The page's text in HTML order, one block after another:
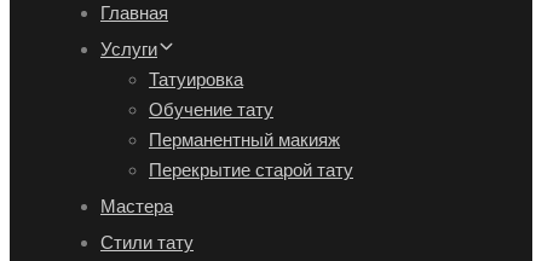
Главная
Услуги
Татуировка
Обучение тату
Перманентный макияж
Перекрытие старой тату
Мастера
Стили тату